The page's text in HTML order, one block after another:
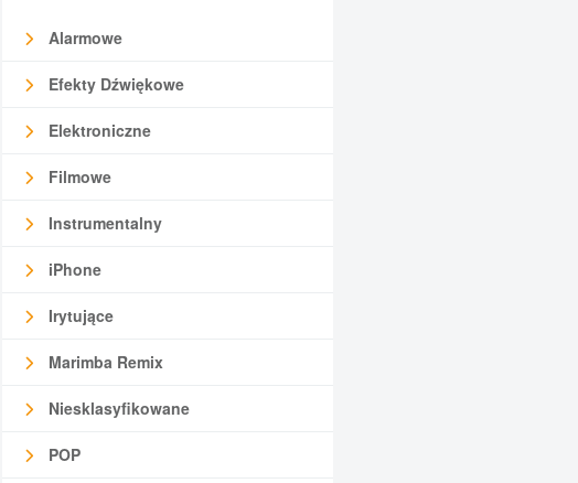
Alarmowe
Efekty Dźwiękowe
Elektroniczne
Filmowe
Instrumentalny
iPhone
Irytujące
Marimba Remix
Niesklasyfikowane
POP